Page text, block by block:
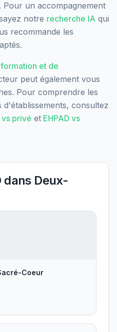
. Pour un accompagnement
notre recherche IA qui
recommande les
et de
peut également vous
Pour comprendre les
consultez
vs privé et EHPAD vs
dans Deux-
Coeur